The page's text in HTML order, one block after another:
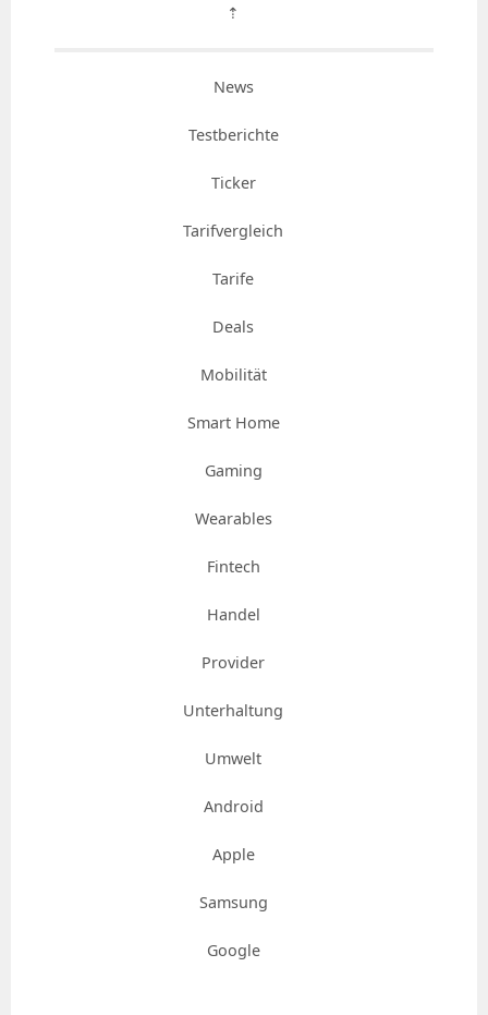
⇡
News
Testberichte
Ticker
Tarifvergleich
Tarife
Deals
Mobilität
Smart Home
Gaming
Wearables
Fintech
Handel
Provider
Unterhaltung
Umwelt
Android
Apple
Samsung
Google